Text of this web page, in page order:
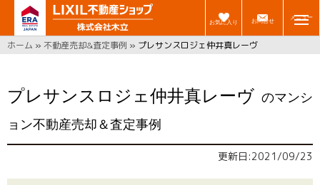
お気に入り お問合せ
メニュー
ホーム » 不動産売却&査定事例 » プレサンスロジェ仲井真レーヴ
プレサンスロジェ仲井真レーヴ のマンシ
ョン不動産売却＆査定事例
更新日:2021/09/23